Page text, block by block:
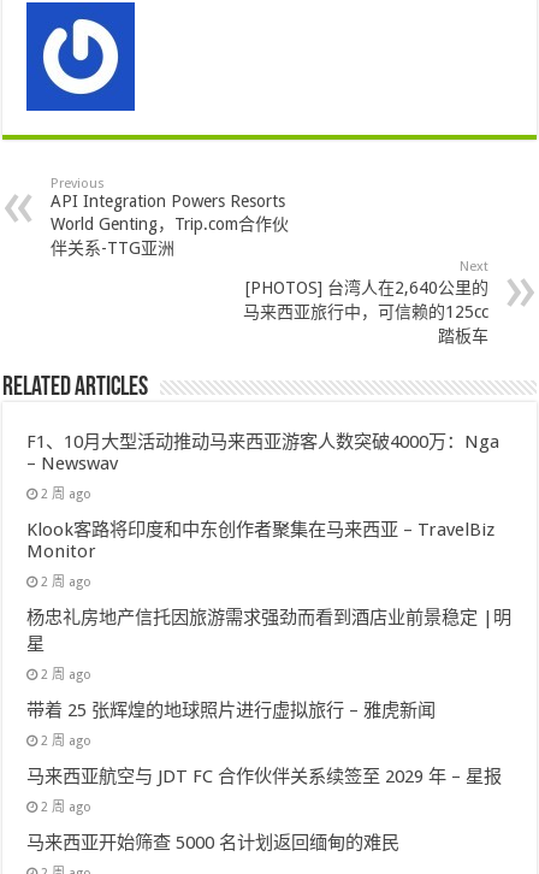
Previous
API Integration Powers Resorts
World Genting，Trip.com合作伙
伴关系-TTG亚洲
Next
[PHOTOS] 台湾人在2,640公里的
马来西亚旅行中，可信赖的125cc
踏板车
Related Articles
F1、10月大型活动推动马来西亚游客人数突破4000万：Nga
– Newswav
2 周 ago
Klook客路将印度和中东创作者聚集在马来西亚 – TravelBiz
Monitor
2 周 ago
杨忠礼房地产信托因旅游需求强劲而看到酒店业前景稳定 |明
星
2 周 ago
带着 25 张辉煌的地球照片进行虚拟旅行 – 雅虎新闻
2 周 ago
马来西亚航空与 JDT FC 合作伙伴关系续签至 2029 年 – 星报
2 周 ago
马来西亚开始筛查 5000 名计划返回缅甸的难民